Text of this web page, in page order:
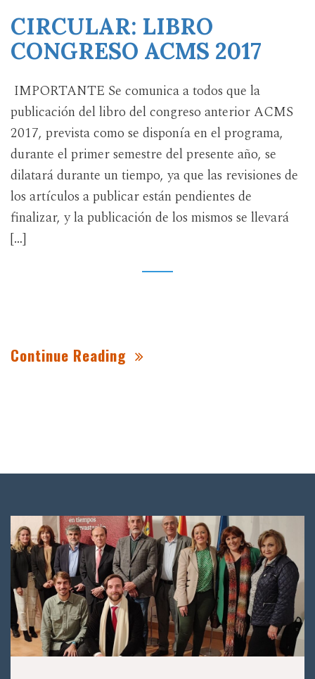
CIRCULAR: LIBRO
CONGRESO ACMS 2017
IMPORTANTE Se comunica a todos que la
publicación del libro del congreso anterior ACMS
2017, prevista como se disponía en el programa,
durante el primer semestre del presente año, se
dilatará durante un tiempo, ya que las revisiones de
los artículos a publicar están pendientes de
finalizar, y la publicación de los mismos se llevará
[…]
Continue Reading